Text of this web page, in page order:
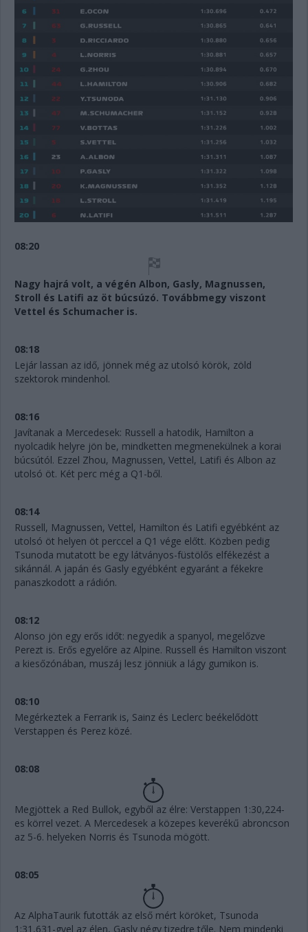
08:20
Nagy hajrá volt, a végén Albon, Gasly, Magnussen,
Stroll és Latifi az öt búcsúzó. Továbbmegy viszont
Vettel és Schumacher is.
08:18
Lejár lassan az idő, jönnek még az utolsó körök, zöld
szektorok mindenhol.
08:16
Javítanak a Mercedesek: Russell a hatodik, Hamilton a
nyolcadik helyre jön be, mindketten megmenekülnek a korai
búcsútól. Ezzel Zhou, Magnussen, Vettel, Latifi és Albon az
utolsó öt. Két perc még a Q1-ből.
08:14
Russell, Magnussen, Vettel, Hamilton és Latifi egyébként az
utolsó öt helyen öt perccel a Q1 vége előtt. Közben pedig
Tsunoda mutatott be egy látványos-füstölős elfékezést a
sikánnál. A japán és Gasly egyébként egyaránt a fékekre
panaszkodott a rádión.
08:12
Alonso jön egy erős időt: negyedik a spanyol, megelőzve
Perezt is. Erős egyelőre az Alpine. Russell és Hamilton viszont
a kiesőzónában, muszáj lesz jönniük a lágy gumikon is.
08:10
Megérkeztek a Ferrarik is, Sainz és Leclerc beékelődött
Verstappen és Perez közé.
08:08
Megjöttek a Red Bullok, egyből az élre: Verstappen 1:30,224-
es körrel vezet. A Mercedesek a közepes keverékű abroncson
az 5-6. helyeken Norris és Tsunoda mögött.
08:05
Az AlphaTaurik futották az első mért köröket, Tsunoda
1:31,631-gyel az élen, Gasly négy tizedre tőle. Nem mindenki